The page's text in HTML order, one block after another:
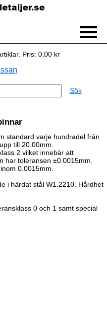
Pris: 0,00 kr
Sök
standard varje hundradel från
till 20.00mm.
2 vilket innebär att
har toleransen ±0.0015mm.
0.0015mm.
i härdat stål W1.2210. Hårdhet
0 och 1 samt special